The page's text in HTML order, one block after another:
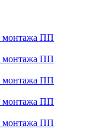
монтажа ПП
монтажа ПП
монтажа ПП
монтажа ПП
монтажа ПП